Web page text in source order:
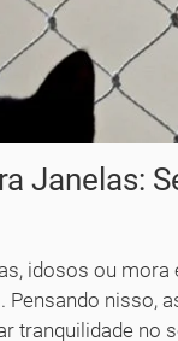
Janelas:
idosos ou mora
nisso,
tranquilidade no